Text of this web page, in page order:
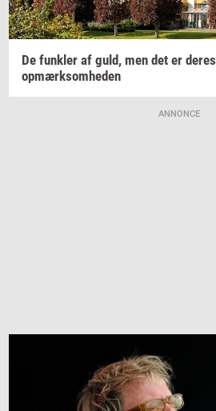
De funk­ler af guld, men det er deres
op­mærk­som­he­den
ANNONCE